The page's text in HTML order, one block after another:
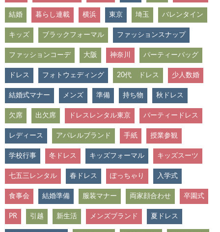
結婚 暮らし連載 横浜 東京 埼玉 バレンタイン
キッズ ブラックフォーマル ファッションスナップ
ファッションコーデ 大阪 神奈川 パーティーバッグ
ドレス フォトウェディング 20代 ドレス 少人数婚
結婚式マナー メンズ 準備 持ち物 秋ドレス
欠席 出欠席 ドレスレンタル東京 パーティードレス
レディース アパレルブランド 手紙 授業参観
学校行事 冬ドレス キッズフォーマル キッズスーツ
七五三レンタル 春ドレス ぽっちゃり 入学式
食事会 結婚準備 服装マナー 両家顔合わせ 卒園式
PR 引越 新生活 メンズブランド 夏ドレス